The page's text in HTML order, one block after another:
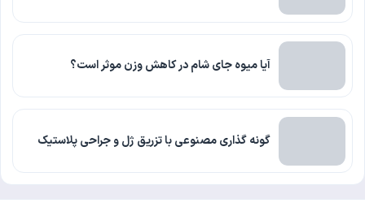
آیا میوه جای شام در کاهش وزن موثر است؟
گونه گذاری مصنوعی با تزریق ژل و جراحی پلاستیک